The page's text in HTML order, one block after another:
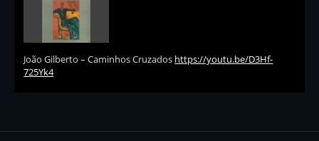
João Gilberto – Caminhos Cruzados https://youtu.be/D3Hf-
725Yk4